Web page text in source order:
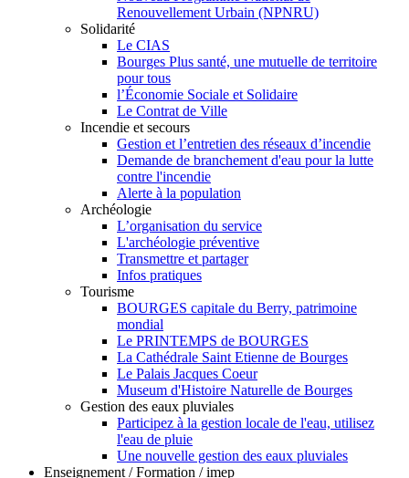
Renouvellement Urbain (NPNRU)
Solidarité
Le CIAS
Bourges Plus santé, une mutuelle de territoire
pour tous
l’Économie Sociale et Solidaire
Le Contrat de Ville
Incendie et secours
Gestion et l’entretien des réseaux d’incendie
Demande de branchement d'eau pour la lutte
contre l'incendie
Alerte à la population
Archéologie
L’organisation du service
L'archéologie préventive
Transmettre et partager
Infos pratiques
Tourisme
BOURGES capitale du Berry, patrimoine
mondial
Le PRINTEMPS de BOURGES
La Cathédrale Saint Etienne de Bourges
Le Palais Jacques Coeur
Museum d'Histoire Naturelle de Bourges
Gestion des eaux pluviales
Participez à la gestion locale de l'eau, utilisez
l'eau de pluie
Une nouvelle gestion des eaux pluviales
Enseignement / Formation / imep